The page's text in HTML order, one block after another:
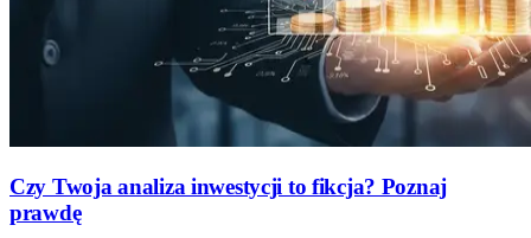
Czy Twoja analiza inwestycji to fikcja? Poznaj
prawdę